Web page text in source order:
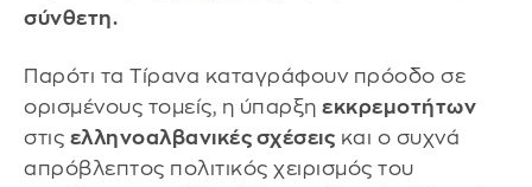
σύνθετη.
Παρότι τα Τίρανα καταγράφουν πρόοδο σε
ορισμένους τομείς, η ύπαρξη εκκρεμοτήτων
στις ελληνοαλβανικές σχέσεις και ο συχνά
απρόβλεπτος πολιτικός χειρισμός του